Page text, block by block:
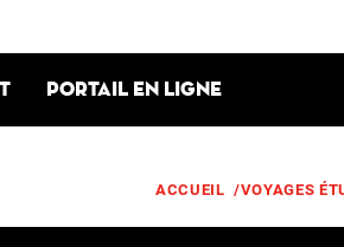
Portail en ligne
ACCUEIL /VOYAGES